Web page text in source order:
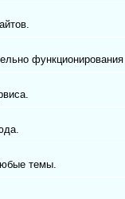
темы.